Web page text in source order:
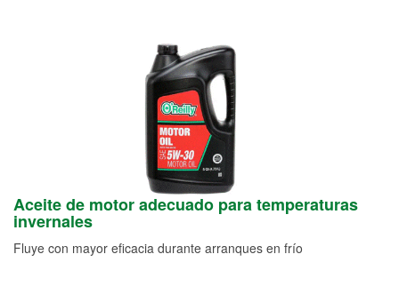
Aceite de motor adecuado para temperaturas
invernales
Fluye con mayor eficacia durante arranques en frío